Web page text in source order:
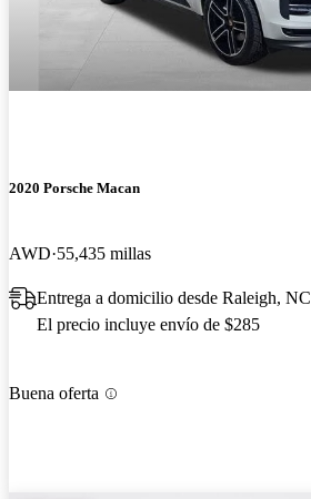
2020 Porsche Macan
AWD 55,435 millas
Entrega a domicilio desde Raleigh, NC
El precio incluye envío de $285
Buena oferta